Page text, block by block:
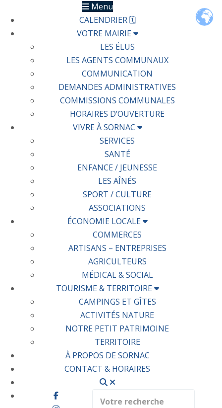
Menu
CALENDRIER 🗓
VOTRE MAIRIE
LES ÉLUS
LES AGENTS COMMUNAUX
COMMUNICATION
DEMANDES ADMINISTRATIVES
COMMISSIONS COMMUNALES
HORAIRES D’OUVERTURE
VIVRE À SORNAC
SERVICES
SANTÉ
ENFANCE / JEUNESSE
LES AÎNÉS
SPORT / CULTURE
ASSOCIATIONS
ÉCONOMIE LOCALE
COMMERCES
ARTISANS – ENTREPRISES
AGRICULTEURS
MÉDICAL & SOCIAL
TOURISME & TERRITOIRE
CAMPINGS ET GÎTES
ACTIVITÉS NATURE
NOTRE PETIT PATRIMOINE
TERRITOIRE
À PROPOS DE SORNAC
CONTACT & HORAIRES